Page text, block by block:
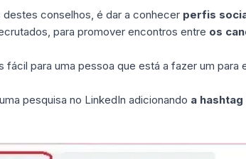
destes conselhos, é dar a conhecer perfis
para promover encontros entre os
fácil para uma pessoa que está a fazer um para
pesquisa no LinkedIn adicionando a